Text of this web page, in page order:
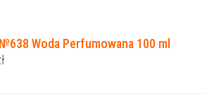
Woda Perfumowana 100 ml